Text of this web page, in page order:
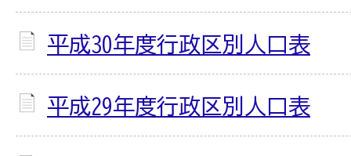
平成30年度行政区別人口表
平成29年度行政区別人口表